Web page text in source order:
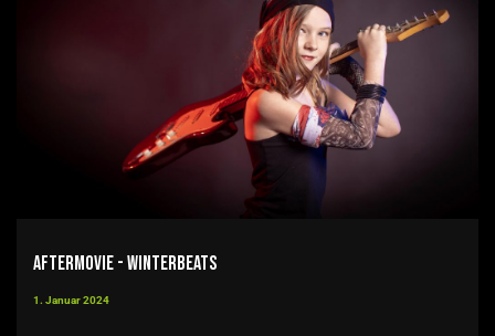
Aftermovie - WinterBeats
1. Januar 2024